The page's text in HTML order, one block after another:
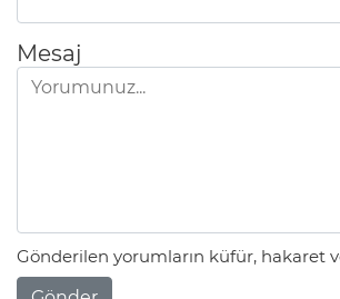
Mesaj
Gönderilen yorumların küfür, hakaret